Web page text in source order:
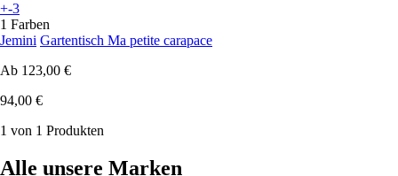
+-3
1 Farben
Jemini Gartentisch Ma petite carapace
Ab 123,00 €
94,00 €
1 von 1 Produkten
Alle unsere Marken